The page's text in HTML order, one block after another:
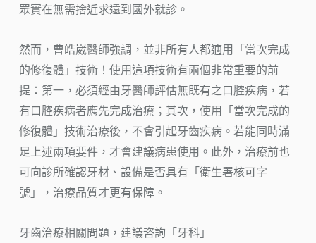
眾實在無需捨近求遠到國外就診。
然而，曹皓崴醫師強調，並非所有人都適用「當次完成
的修復體」技術！使用這項技術有兩個非常重要的前
提：第一，必須經由牙醫師評估無既有之口腔疾病，若
有口腔疾病者應先完成治療；其次，使用「當次完成的
修復體」技術治療後，不會引起牙齒疾病。若能同時滿
足上述兩項要件，才會建議病患使用。此外，治療前也
可向診所確認牙材、設備是否具有「衛生署核可字
號」，治療品質才更有保障。
牙齒治療相關問題，建議咨詢「牙科」